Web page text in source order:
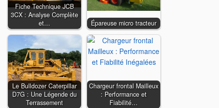
Fiche Technique JCB
3CX : Analyse Complète
et…
Épareuse micro tracteur
Le Bulldozer Caterpillar
D7G : Une Légende du
Terrassement
Chargeur frontal Mailleux
: Performance et
Fiabilité…